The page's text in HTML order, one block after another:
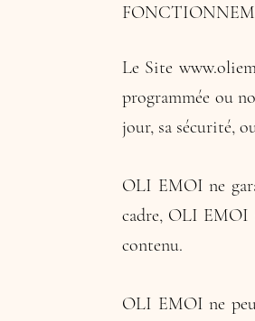
Le Site
programmée ou
jour, sa sécurité,
OLI EMOI ne
cadre, OLI EMOI
contenu.
OLI EMOI ne